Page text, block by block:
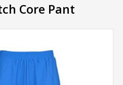
Core Pant